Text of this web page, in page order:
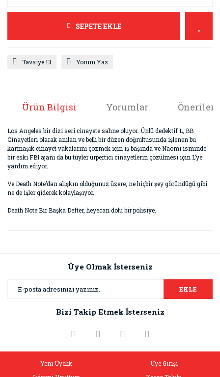
SEPETE EKLE
Tavsiye Et Yorum Yaz
Ürün Bilgisi Yorumlar
Los Angeles bir dizi seri cinayete sahne oluyor. Ünlü dedektif L, BB
Cinayetleri olarak anılan ve belli bir düzen doğrultusunda işlenen bu
karmaşık cinayet vakalarını çözmek için iş başında ve Naomi isminde
bir eski FBI ajanı da bu tüyler ürpertici cinayetlerin çözülmesi için L’ye
yardım ediyor.
Ve Death Note’dan alışkın olduğunuz üzere, ne hiçbir şey göründüğü gibi
ne de işler giderek kolaylaşıyor.
Death Note Bir Başka Defter, heyecan dolu bir polisiye.
Görüş ve önerileriniz için teşekkür ederiz.
Ürün resmi kalitesiz, bozuk veya görüntülenemiyor.
Ürün bilgilerinde hatalar bulunuyor.
Üye Olmak İsterseniz
EKLE
Bizi Takip Etmek İsterseniz
Yeni Üyelik
Üye Girişi